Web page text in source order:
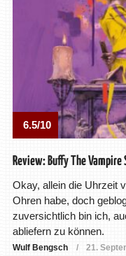
6.5/10
Review: Buffy The
Okay, allein die Uhrzeit
Ohren habe, doch
zuversichtlich bin ich,
abliefern zu können.
Wulf Bengsch 21.